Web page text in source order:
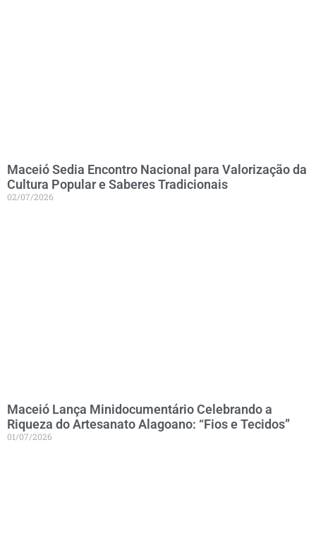
Maceió Sedia Encontro Nacional para Valorização da
Cultura Popular e Saberes Tradicionais
02/07/2026
Maceió Lança Minidocumentário Celebrando a
Riqueza do Artesanato Alagoano: “Fios e Tecidos”
01/07/2026